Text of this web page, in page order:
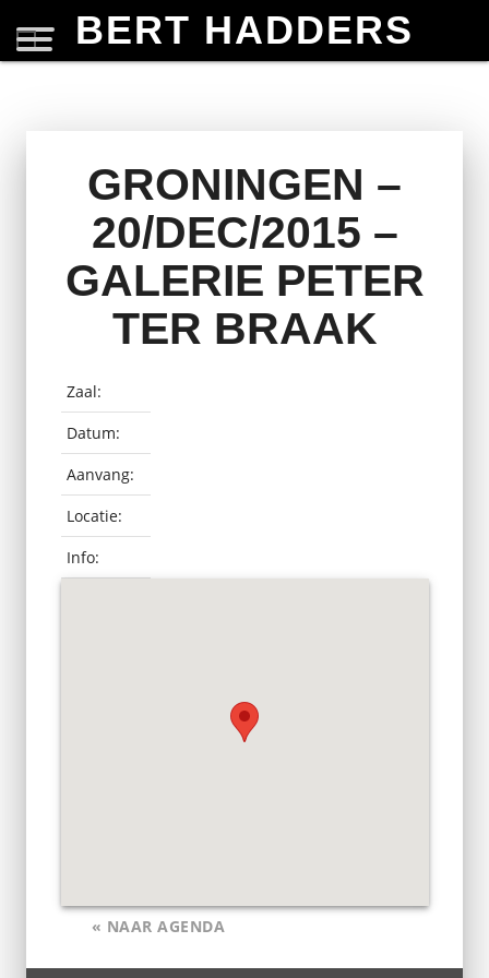
BERT HADDERS
GRONINGEN –
20/DEC/2015 –
GALERIE PETER
TER BRAAK
Zaal:
Datum:
Aanvang:
Locatie:
Info:
« NAAR AGENDA